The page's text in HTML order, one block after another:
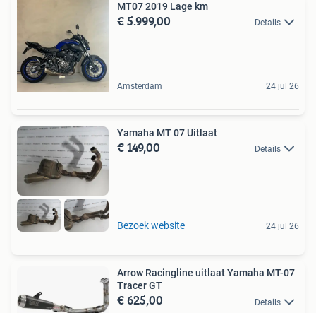
MT07 2019 Lage km
€ 5.999,00 Details
Amsterdam 24 jul 26
Yamaha MT 07 Uitlaat
€ 149,00 Details
Bezoek website 24 jul 26
Arrow Racingline uitlaat Yamaha MT-07
Tracer GT
€ 625,00 Details